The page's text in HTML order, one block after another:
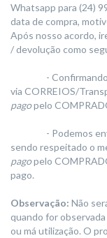
Whatsapp para (24)
data de compra,
Após nosso acordo,
/ devolução como
- Confirmando a
via CORREIOS/
pagopelo
- Podemos enviar
sendo respeitado o
pagopelo
pago.
Observação: Não
quando for
ou má utilização. O